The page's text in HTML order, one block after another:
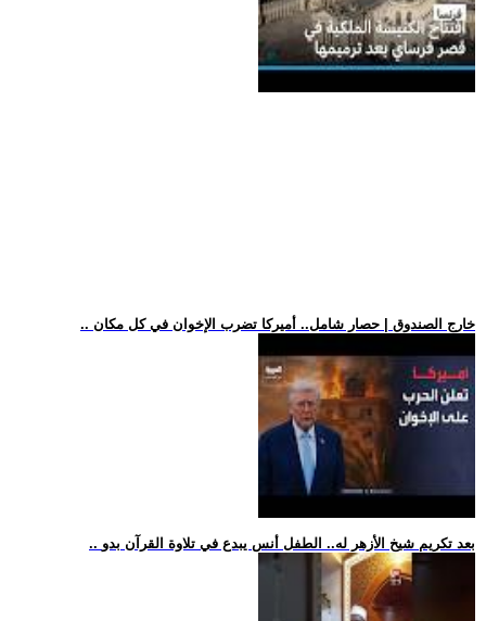
.. خارج الصندوق | حصار شامل.. أميركا تضرب الإخوان في كل مكان
.. بعد تكريم شيخ الأزهر له.. الطفل أنس يبدع في تلاوة القرآن بدو